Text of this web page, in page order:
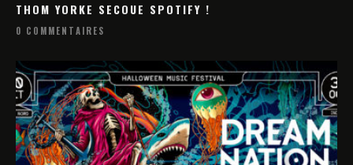
THOM YORKE SECOUE SPOTIFY !
0 COMMENTAIRES